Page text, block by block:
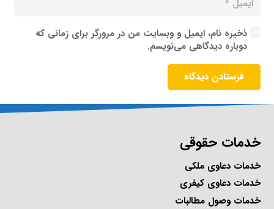
ذخیره نام، ایمیل و وبسایت من در مرورگر برای زمانی که
دوباره دیدگاهی می‌نویسم.
فرستادن دیدگاه
خدمات حقوقی
خدمات دعاوی ملکی
خدمات دعاوی کیفری
خدمات وصول مطالبات